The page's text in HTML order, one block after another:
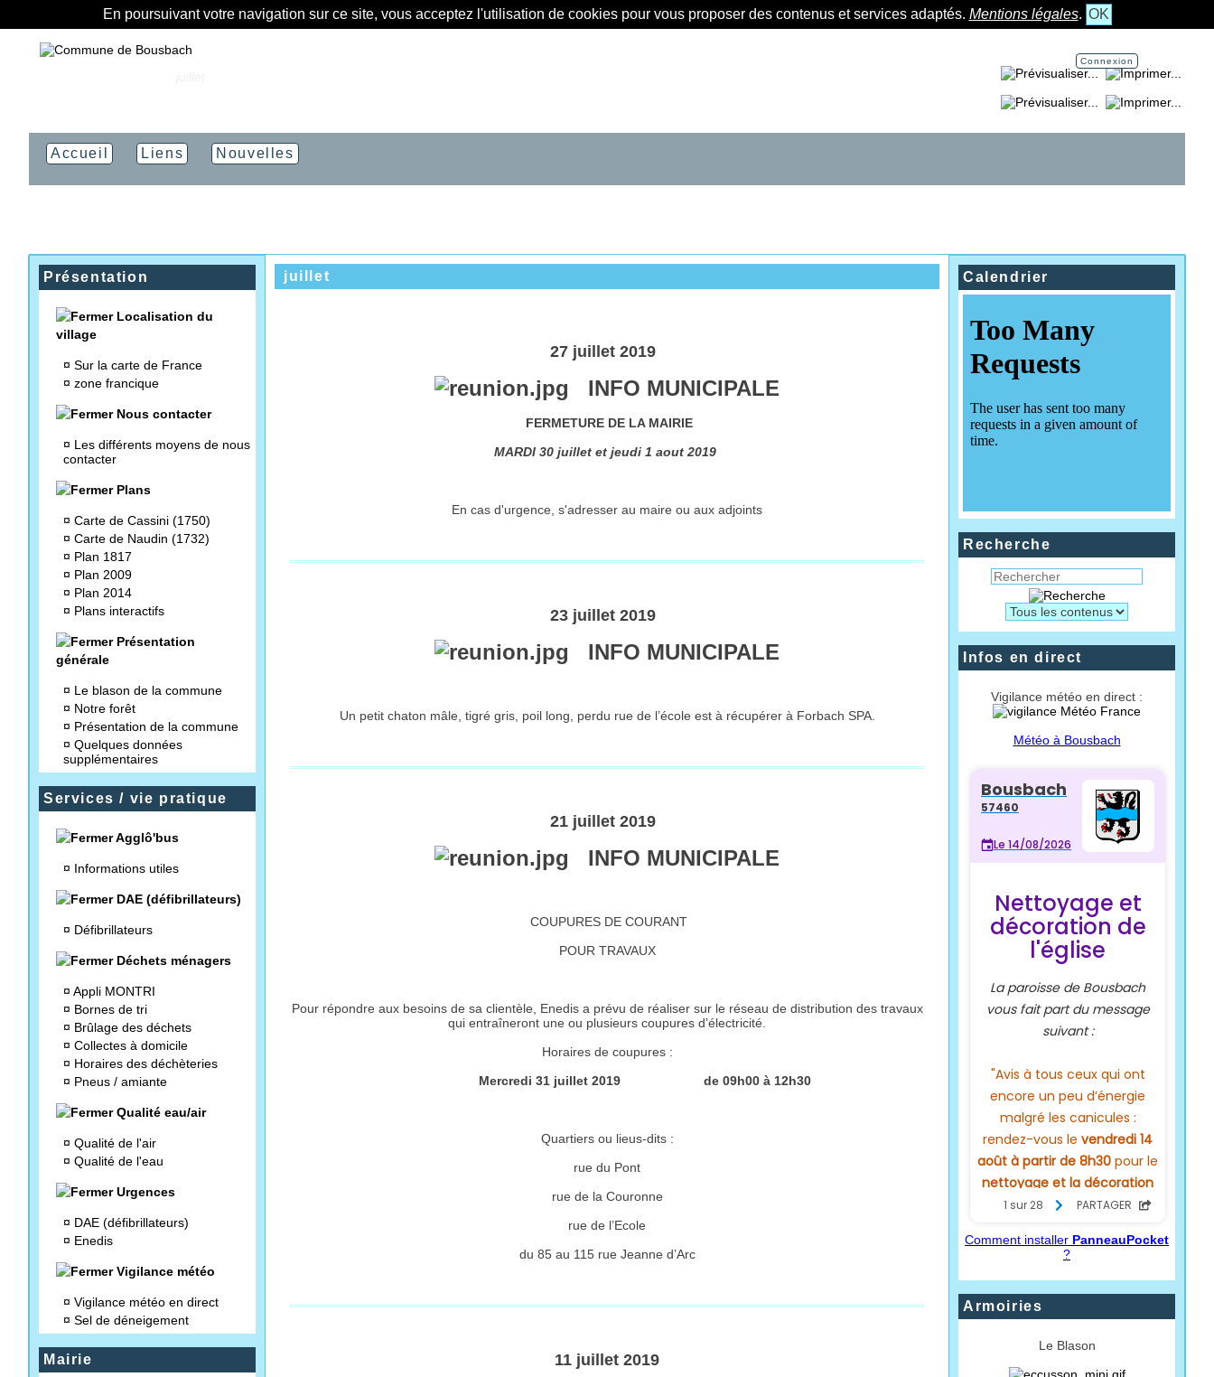
En poursuivant votre navigation sur ce site, vous acceptez l'utilisation de cookies pour vous proposer des contenus et services adaptés. Mentions légales. OK
Connexion
Accueil Liens Nouvelles
Présentation
Localisation du
village
¤ Sur la carte de France
¤ zone francique
Nous contacter
¤ Les différents moyens de nous
contacter
Plans
¤ Carte de Cassini (1750)
¤ Carte de Naudin (1732)
¤ Plan 1817
¤ Plan 2009
¤ Plan 2014
¤ Plans interactifs
Présentation
générale
¤ Le blason de la commune
¤ Notre forêt
¤ Présentation de la commune
¤ Quelques données
supplémentaires
Services / vie pratique
Agglô'bus
¤ Informations utiles
DAE (défibrillateurs)
¤ Défibrillateurs
Déchets ménagers
¤ Appli MONTRI
¤ Bornes de tri
¤ Brûlage des déchets
¤ Collectes à domicile
¤ Horaires des déchèteries
¤ Pneus / amiante
Qualité eau/air
¤ Qualité de l'air
¤ Qualité de l'eau
Urgences
¤ DAE (défibrillateurs)
¤ Enedis
Vigilance météo
¤ Vigilance météo en direct
¤ Sel de déneigement
Mairie
juillet
27 juillet 2019
INFO MUNICIPALE
FERMETURE DE LA MAIRIE
MARDI 30 juillet et jeudi 1 aout 2019
En cas d'urgence, s'adresser au maire ou aux adjoints
23 juillet 2019
INFO MUNICIPALE
Un petit chaton mâle, tigré gris, poil long, perdu rue de l’école est à récupérer à Forbach SPA.
21 juillet 2019
INFO MUNICIPALE
COUPURES DE COURANT
POUR TRAVAUX
Pour répondre aux besoins de sa clientèle, Enedis a prévu de réaliser sur le réseau de distribution des travaux
qui entraîneront une ou plusieurs coupures d’électricité.
Horaires de coupures :
Mercredi 31 juillet 2019 de 09h00 à 12h30
Quartiers ou lieus-dits :
rue du Pont
rue de la Couronne
rue de l’Ecole
du 85 au 115 rue Jeanne d’Arc
11 juillet 2019
Calendrier
Recherche
Infos en direct
Vigilance météo en direct :
Météo à Bousbach
Comment installer PanneauPocket
?
Armoiries
Le Blason